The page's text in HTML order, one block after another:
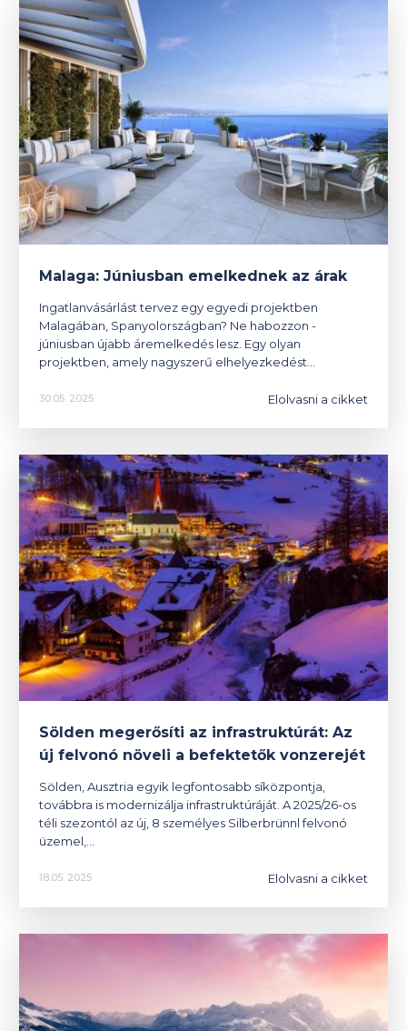
Malaga: Júniusban emelkednek az árak
Ingatlanvásárlást tervez egy egyedi projektben
Malagában, Spanyolországban? Ne habozzon -
júniusban újabb áremelkedés lesz. Egy olyan
projektben, amely nagyszerű elhelyezkedést…
30.05. 2025 Elolvasni a cikket
Sölden megerősíti az infrastruktúrát: Az
új felvonó növeli a befektetők vonzerejét
Sölden, Ausztria egyik legfontosabb síközpontja,
továbbra is modernizálja infrastruktúráját. A 2025/26-os
téli szezontól az új, 8 személyes Silberbrünnl felvonó
üzemel,…
18.05. 2025 Elolvasni a cikket